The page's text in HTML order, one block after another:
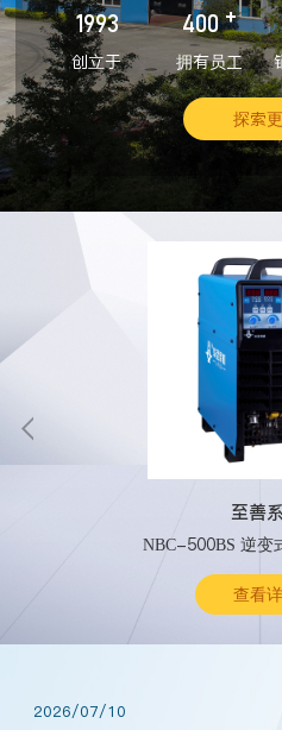
1993
创立于
400 +
拥有员工
探索
至善
NBC-500BS 逆变
查看

2026/07/10